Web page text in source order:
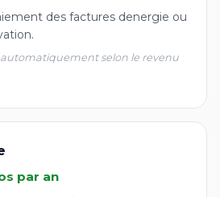
des factures denergie ou
selon le revenu
par an